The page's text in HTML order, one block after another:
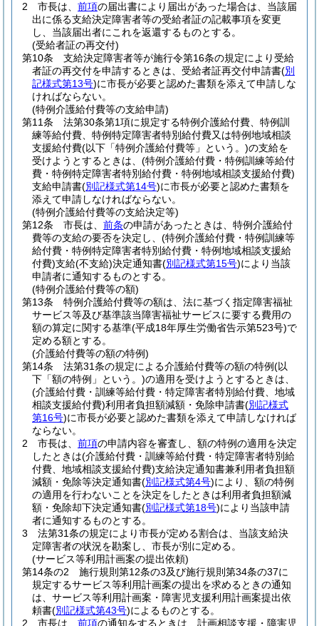
2
市長は、 前項の届出書により届出があった場合は、当該届
出に係る支給決定障害者等の受給者証の記載事項を変更
し、当該届出者にこれを返還するものとする。
(受給者証の再交付)
第10条
支給決定障害者等が施行令第16条の規定により受給
者証の再交付を申請するときは、受給者証再交付申請書(別
記様式第13号)に市長が必要と認めた書類を添えて申請しな
ければならない。
(特例介護給付費等の支給申請)
第11条
法第30条第1項に規定する特例介護給付費、特例訓
練等給付費、特例特定障害者特別給付費又は特例地域相談
支援給付費(以下「特例介護給付費等」という。)の支給を
受けようとするときは、 (特例介護給付費・特例訓練等給付
費・特例特定障害者特別給付費・特例地域相談支援給付費)
支給申請書(別記様式第14号)に市長が必要と認めた書類を
添えて申請しなければならない。
(特例介護給付費等の支給決定等)
第12条
市長は、 前条の申請があったときは、特例介護給付
費等の支給の要否を決定し、 (特例介護給付費・特例訓練等
給付費・特例特定障害者特別給付費・特例地域相談支援給
付費)支給(不支給)決定通知書(別記様式第15号)により当該
申請者に通知するものとする。
(特例介護給付費等の額)
第13条
特例介護給付費等の額は、法に基づく指定障害福祉
サービス等及び基準該当障害福祉サービスに要する費用の
額の算定に関する基準(平成18年厚生労働省告示第523号)で
定める額とする。
(介護給付費等の額の特例)
第14条
法第31条の規定による介護給付費等の額の特例(以
下「額の特例」という。)の適用を受けようとするときは、
(介護給付費・訓練等給付費・特定障害者特別給付費、地域
相談支援給付費)利用者負担額減額・免除申請書(別記様式
第16号)に市長が必要と認めた書類を添えて申請しなければ
ならない。
2
市長は、 前項の申請内容を審査し、額の特例の適用を決定
したときは(介護給付費・訓練等給付費・特定障害者特別給
付費、地域相談支援給付費)支給決定通知書兼利用者負担額
減額・免除等決定通知書(別記様式第4号)により、額の特例
の適用を行わないことを決定をしたときは利用者負担額減
額・免除却下決定通知書(別記様式第18号)により当該申請
者に通知するものとする。
3
法第31条の規定により市長が定める割合は、当該支給決
定障害者の状況を勘案し、市長が別に定める。
(サービス等利用計画案の提出依頼)
第14条の2
施行規則第12条の3及び施行規則第34条の37に
規定するサービス等利用計画案の提出を求めるときの通知
は、サービス等利用計画案・障害児支援利用計画案提出依
頼書(別記様式第43号)によるものとする。
2
市長は、 前項の通知をするときは、計画相談支援・障害児